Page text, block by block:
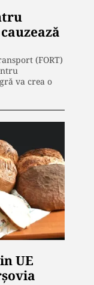
(FORT)
va crea o
UE